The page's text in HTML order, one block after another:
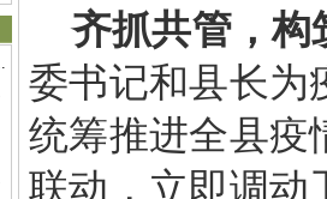
节座谈会
齐抓共管，构
委书记和县长为
统筹推进全县疫
联动，立即调动